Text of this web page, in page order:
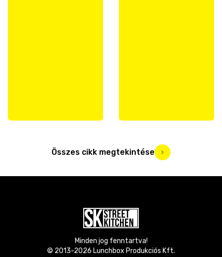
Összes cikk megtekintése
Minden jog fenntartva!
© 2013-2026 Lunchbox Produkciós Kft.